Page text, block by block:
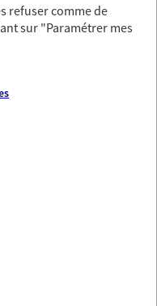
refuser comme de
sur "Paramétrer mes